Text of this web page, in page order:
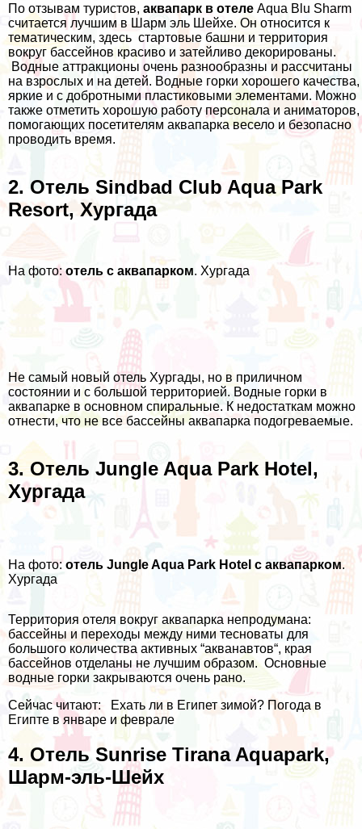
По отзывам туристов, аквапарк в отеле Aqua Blu Sharm
считается лучшим в Шарм эль Шейхе. Он относится к
тематическим, здесь стартовые башни и территория
вокруг бассейнов красиво и затейливо декорированы.
Водные аттракционы очень разнообразны и рассчитаны
на взрослых и на детей. Водные горки хорошего качества,
яркие и с добротными пластиковыми элементами. Можно
также отметить хорошую работу персонала и аниматоров,
помогающих посетителям аквапарка весело и безопасно
проводить время.
2. Отель Sindbad Club Aqua Park
Resort, Хургада
На фото:отель с аквапарком. Хургада
Не самый новый отель Хургады, но в приличном
состоянии и с большой территорией. Водные горки в
аквапарке в основном спиральные. К недостаткам можно
отнести, что не все бассейны аквапарка подогреваемые.
3. Отель Jungle Aqua Park Hotel,
Хургада
На фото: отель Jungle Aqua Park Hotel с аквапарком.
Хургада
Территория отеля вокруг аквапарка непродумана:
бассейны и переходы между ними тесноваты для
большого количества активных “акванавтов“, края
бассейнов отделаны не лучшим образом. Основные
водные горки закрываются очень рано.
Сейчас читают:
Ехать ли в Египет зимой? Погода в
Египте в январе и феврале
4. Отель Sunrise Tirana Aquapark,
Шарм-эль-Шейх